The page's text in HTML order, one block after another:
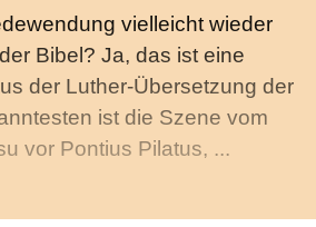
vielleicht wieder
Bibel? Ja, das ist eine
der Luther-Übersetzung der
ist die Szene vom
vor Pontius Pilatus, ...